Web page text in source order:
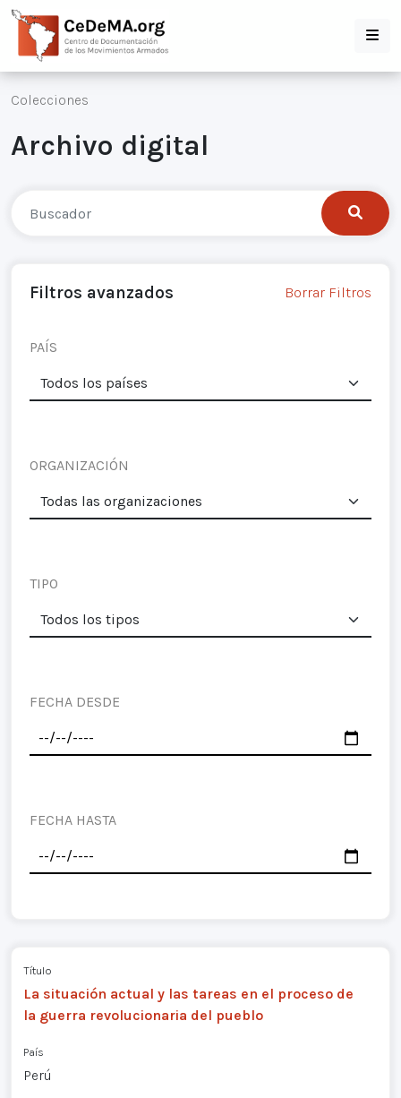
Colecciones
Archivo digital
Filtros avanzados Borrar Filtros
PAÍS
ORGANIZACIÓN
TIPO
FECHA DESDE
FECHA HASTA
Título
La situación actual y las tareas en el proceso de
la guerra revolucionaria del pueblo
País
Perú